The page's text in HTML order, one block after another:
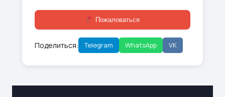
Пожаловаться
Поделиться: Telegram WhatsApp VK